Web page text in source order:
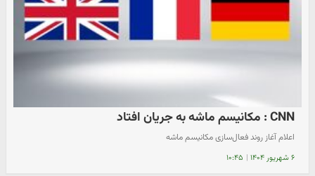
CNN : مکانیسم ماشه به جریان افتاد
اعلام آغاز روند فعال‌سازی مکانیسم ماشه
۶ شهریور ۱۴۰۴ | ۱۰:۴۵